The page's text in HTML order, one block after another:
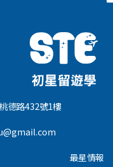
德路432號1樓
最星情報